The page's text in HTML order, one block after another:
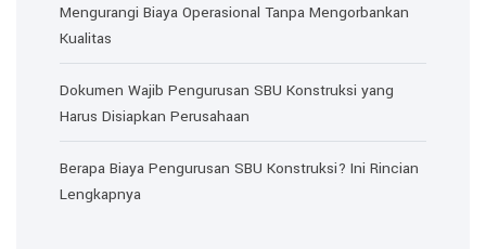
Mengurangi Biaya Operasional Tanpa Mengorbankan
Kualitas
Dokumen Wajib Pengurusan SBU Konstruksi yang
Harus Disiapkan Perusahaan
Berapa Biaya Pengurusan SBU Konstruksi? Ini Rincian
Lengkapnya